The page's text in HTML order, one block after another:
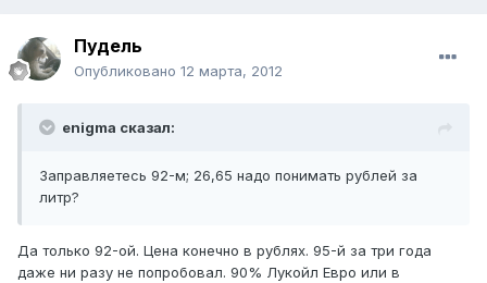
Пудель
Опубликовано 12 марта, 2012
enigma сказал:
Заправляетесь 92-м; 26,65 надо понимать рублей за
литр?
Да только 92-ой. Цена конечно в рублях. 95-й за три года
даже ни разу не попробовал. 90% Лукойл Евро или в